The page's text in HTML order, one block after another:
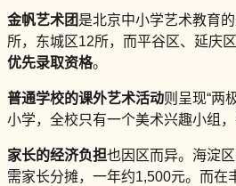
金帆艺术团 是北京中小学艺术教育
所，东城区12所，而平谷区、延庆
优先录取资格。
普通学校的课外艺术活动则呈现“两
小学，全校只有一个美术兴趣小组
家长的经济负担也因区而异。海淀
需家长分摊，一年约1,500元。而在